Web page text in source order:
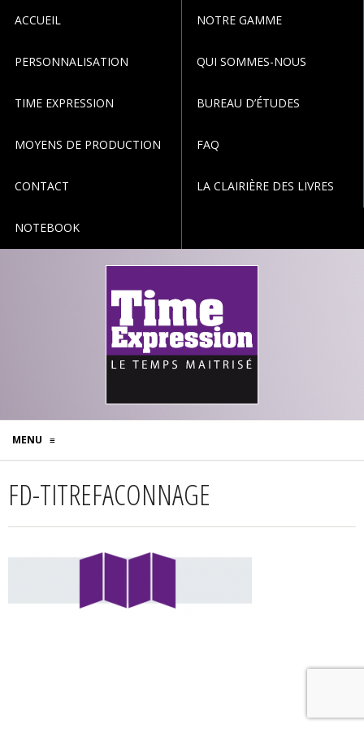
ACCUEIL NOTRE GAMME
PERSONNALISATION QUI SOMMES-NOUS
TIME EXPRESSION BUREAU D’ÉTUDES
MOYENS DE PRODUCTION FAQ
CONTACT LA CLAIRIÈRE DES LIVRES
NOTEBOOK
MENU ≡
FD-TITREFACONNAGE